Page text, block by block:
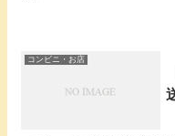
コンビニ・お店